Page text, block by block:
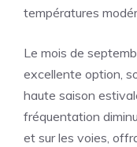
températures
Le mois de
excellente option,
haute saison
fréquentation
et sur les voies,